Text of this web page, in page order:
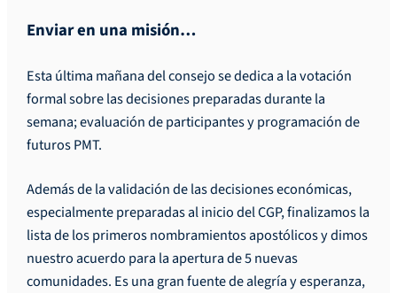
Enviar en una misión…
Esta última mañana del consejo se dedica a la votación
formal sobre las decisiones preparadas durante la
semana; evaluación de participantes y programación de
futuros PMT.
Además de la validación de las decisiones económicas,
especialmente preparadas al inicio del CGP, finalizamos la
lista de los primeros nombramientos apostólicos y dimos
nuestro acuerdo para la apertura de 5 nuevas
comunidades. Es una gran fuente de alegría y esperanza,